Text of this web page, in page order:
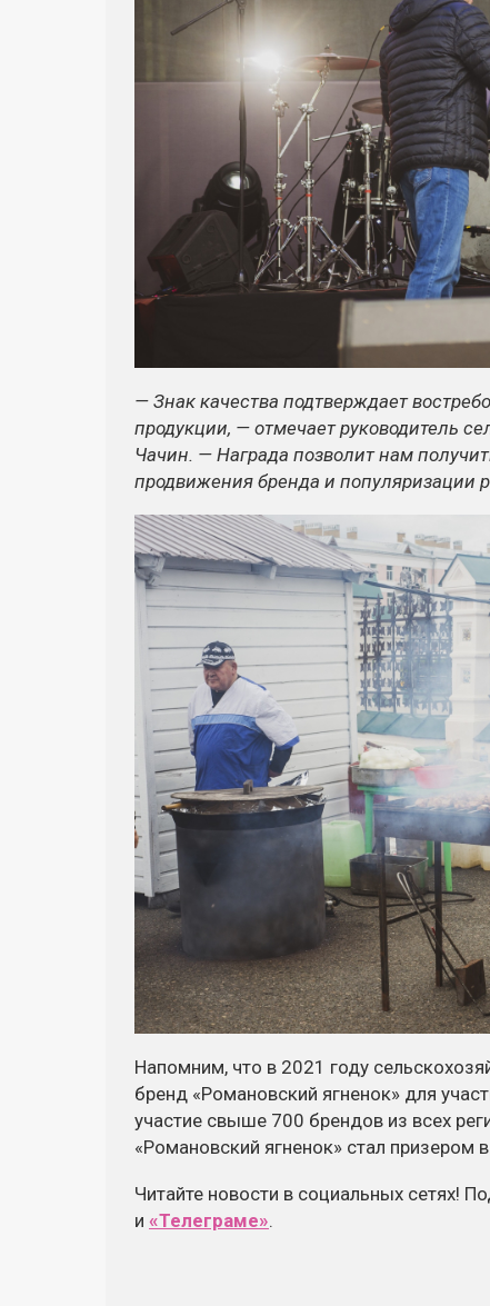
— Знак качества подтверждает
продукции, — отмечает руководитель
Чачин. — Награда позволит нам
продвижения бренда и популяризации
Напомним, что в 2021 году
бренд «Романовский ягненок» для
участие свыше 700 брендов из всех
«Романовский ягненок» стал призером
Читайте новости в социальных сетях!
и «Телеграме».